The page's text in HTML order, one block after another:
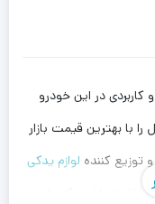
مهم و کاربردی در این خودرو
بهترین قیمت بازار
توزیع کننده لوازم یدکی
داشته باشید که علی